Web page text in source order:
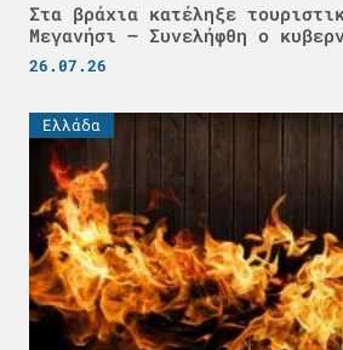
Στα βράχια κατέληξε
Μεγανήσι – Συνελήφθη ο
26.07.26
Ελλάδα